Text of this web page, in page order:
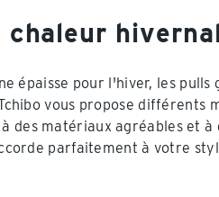
épaisse pour l'hiver, les pulls
vous propose différents
des matériaux agréables et
parfaitement à votre